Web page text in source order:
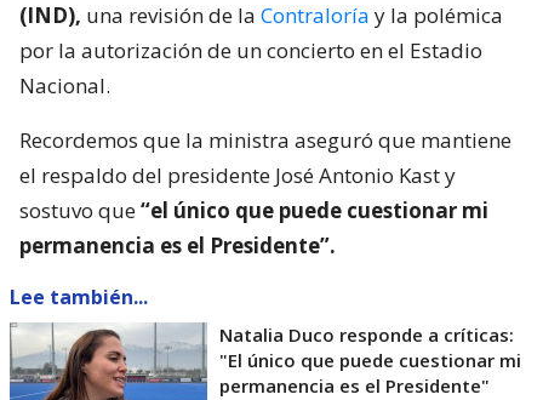
(IND), una revisión de la Contraloría y la polémica
por la autorización de un concierto en el Estadio
Nacional.
Recordemos que la ministra aseguró que mantiene
el respaldo del presidente José Antonio Kast y
sostuvo que“el único que puede cuestionar mi
permanencia es el Presidente”.
Lee también...
Natalia Duco responde a críticas:
"El único que puede cuestionar mi
permanencia es el Presidente"